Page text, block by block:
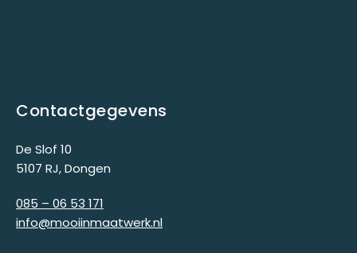
Contactgegevens
De Slof 10
5107 RJ, Dongen
085 – 06 53 171
info@mooiinmaatwerk.nl